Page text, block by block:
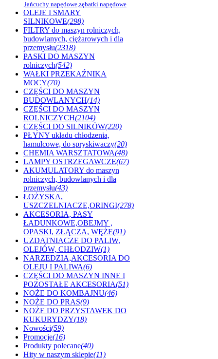
,łańcuchy napędowe,zębatki napędowe
OLEJE I SMARY
SILNIKOWE(298)
FILTRY do maszyn rolniczych,
budowlanych, ciężarowych i dla
przemysłu(2318)
PASKI DO MASZYN
rolniczych(542)
WAŁKI PRZEKAŹNIKA
MOCY(70)
CZĘŚCI DO MASZYN
BUDOWLANYCH(14)
CZĘŚCI DO MASZYN
ROLNICZYCH(2104)
CZĘŚCI DO SILNIKÓW(220)
PŁYNY układu chłodzenia,
hamulcowe, do spryskiwaczy(20)
CHEMIA WARSZTATOWA(48)
LAMPY OSTRZEGAWCZE(67)
AKUMULATORY do maszyn
rolniczych, budowlanych i dla
przemysłu(43)
ŁOŻYSKA,
USZCZELNIACZE,ORINGI(278)
AKCESORIA, PASY
ŁADUNKOWE,OBEJMY ,
OPASKI, ZŁĄCZA, WĘŻE(91)
UZDATNIACZE DO PALIW,
OLEJÓW, CHŁODZIW(1)
NARZEDZIA,AKCESORIA DO
OLEJU I PALIWA(6)
CZĘŚCI DO MASZYN INNE I
POZOSTAŁE AKCESORIA(51)
NOŻE DO KOMBAJNU(46)
NOŻE DO PRAS(9)
NOŻE DO PRZYSTAWEK DO
KUKURYDZY(18)
Nowości(59)
Promocje(16)
Produkty polecane(40)
Hity w naszym sklepie(11)